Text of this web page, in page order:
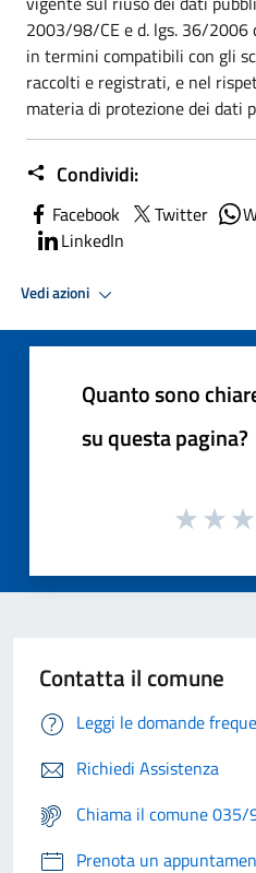
2003/98/CE e d. lgs. 36/2006
in termini compatibili con gli
raccolti e registrati, e nel
materia di protezione dei dati
Condividi:
Facebook Twitter
LinkedIn
Vedi azioni
Quanto sono
su questa pagina?
Contatta il comune
Leggi le domande
Richiedi Assistenza
Chiama il comune
Prenota un